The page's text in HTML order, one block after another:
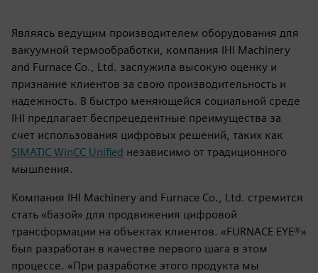
Являясь ведущим производителем оборудования для
вакуумной термообработки, компания IHI Machinery
and Furnace Co., Ltd. заслужила высокую оценку и
признание клиентов за свою производительность и
надежность. В быстро меняющейся социальной среде
IHI предлагает беспрецедентные преимущества за
счет использования цифровых решений, таких как
SIMATIC WinCC Unified независимо от традиционного
мышления.
Компания IHI Machinery and Furnace Co., Ltd. стремится
стать «базой» для продвижения цифровой
трансформации на объектах клиентов. «FURNACE EYE®»
был разработан в качестве первого шага в этом
процессе. «При разработке этого продукта мы